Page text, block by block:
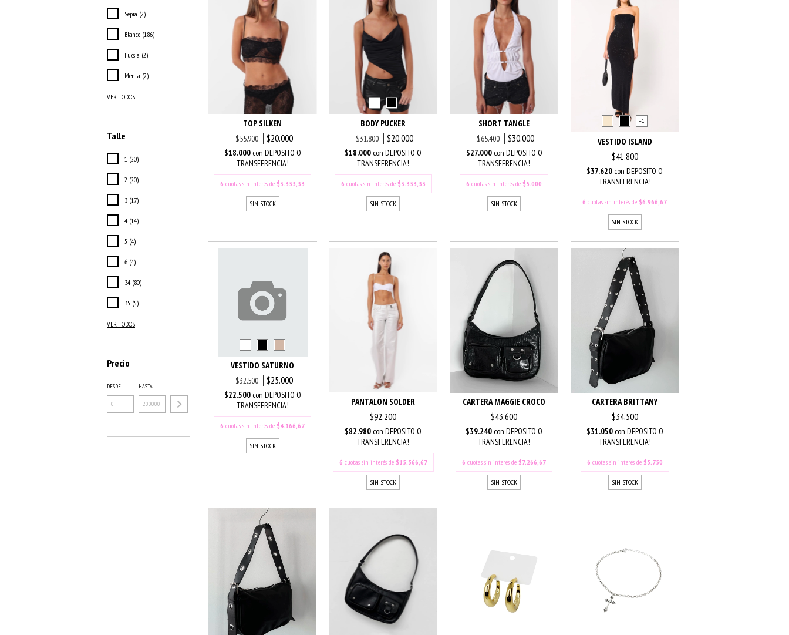
Sepia (2)
Blanco (186)
Fucsia (2)
Menta (2)
VER TODOS
Talle
1 (20)
2 (20)
3 (17)
4 (14)
5 (4)
6 (4)
34 (80)
35 (5)
VER TODOS
Precio
DESDE HASTA
TOP SILKEN
$55.900 $20.000
$18.000 con DEPOSITO O
TRANSFERENCIA!
6 cuotas sin interés de$3.333,33
SIN STOCK
BODY PUCKER
$31.800 $20.000
$18.000 con DEPOSITO O
TRANSFERENCIA!
6 cuotas sin interés de $3.333,33
SIN STOCK
SHORT TANGLE
$65.400 $30.000
$27.000 con DEPOSITO O
TRANSFERENCIA!
6 cuotas sin interés de$5.000
SIN STOCK
+1
VESTIDO ISLAND
$41.800
$37.620 con DEPOSITO O
TRANSFERENCIA!
6 cuotas sin interés de$6.966,67
SIN STOCK
VESTIDO SATURNO
$32.500 $25.000
$22.500 con DEPOSITO O
TRANSFERENCIA!
6 cuotas sin interés de$4.166,67
SIN STOCK
PANTALON SOLDER
$92.200
$82.980 con DEPOSITO O
TRANSFERENCIA!
6 cuotas sin interés de $15.366,67
SIN STOCK
CARTERA MAGGIE CROCO
$43.600
$39.240 con DEPOSITO O
TRANSFERENCIA!
6 cuotas sin interés de$7.266,67
SIN STOCK
CARTERA BRITTANY
$34.500
$31.050 con DEPOSITO O
TRANSFERENCIA!
6 cuotas sin interés de $5.750
SIN STOCK